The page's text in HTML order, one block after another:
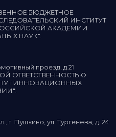
БЮДЖЕТНОЕ
ИНСТИТУТ
АКАДЕМИИ
НАУК":
проезд, д.21
ОТВЕТСТВЕННОСТЬЮ
ИННОВАЦИОННЫХ
:
г. Пушкино, ул. Тургенева, д. 24